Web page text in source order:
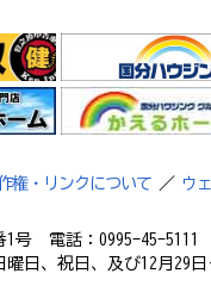
権・リンクについて ／ ウ
1号 電話：0995-45-5111
日、祝日、及び12月29